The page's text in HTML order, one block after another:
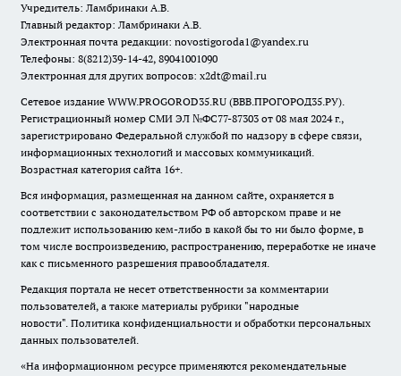
Учредитель: Ламбринаки А.В.
Главный редактор: Ламбринаки А.В.
Электронная почта редакции: novostigoroda1@yandex.ru
Телефоны: 8(8212)39-14-42, 89041001090
Электронная для других вопросов: x2dt@mail.ru
Сетевое издание WWW.PROGOROD35.RU (ВВВ.ПРОГОРОД35.РУ).
Регистрационный номер СМИ ЭЛ №ФС77-87303 от 08 мая 2024 г.,
зарегистрировано Федеральной службой по надзору в сфере связи,
информационных технологий и массовых коммуникаций.
Возрастная категория сайта 16+.
Вся информация, размещенная на данном сайте, охраняется в
соответствии с законодательством РФ об авторском праве и не
подлежит использованию кем-либо в какой бы то ни было форме, в
том числе воспроизведению, распространению, переработке не иначе
как с письменного разрешения правообладателя.
Редакция портала не несет ответственности за комментарии
пользователей, а также материалы рубрики "народные
новости". Политика конфиденциальности и обработки персональных
данных пользователей.
«На информационном ресурсе применяются рекомендательные